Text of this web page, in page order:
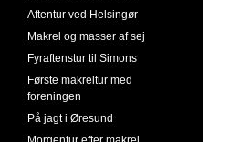
Aftentur ved Helsingør
Makrel og masser af sej
Fyraftenstur til Simons
Første makreltur med
foreningen
På jagt i Øresund